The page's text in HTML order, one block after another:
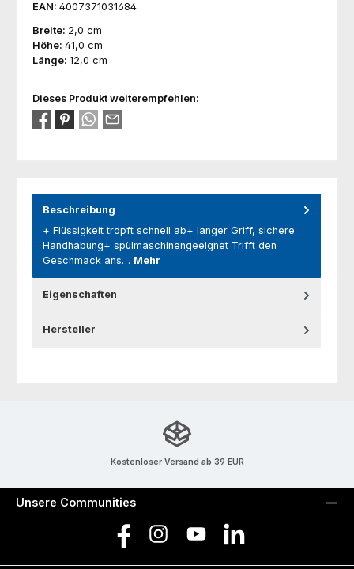
EAN: 4007371031684
Breite: 2,0 cm
Höhe: 41,0 cm
Länge: 12,0 cm
Dieses Produkt weiterempfehlen:
Beschreibung
+ Flüssigkeit tropft schnell ab+ langer Griff, sichere
Handhabung+ spülmaschinengeeignet Trifft den
Geschmack ans… Mehr
Eigenschaften
Hersteller
Kostenloser Versand ab 39 EUR
Unsere Communities
Facebook Instagram YouTube LinkedIn